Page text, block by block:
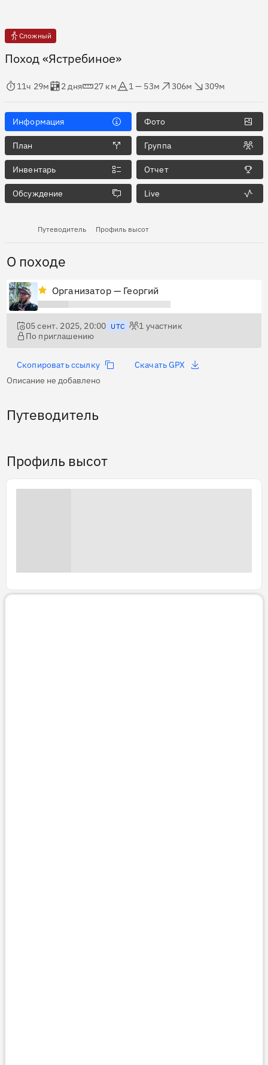
Сложный
Поход «Ястребиное»
в пути
11ч 29м
Оценка в днях
2 дня
Дистанция
27 км
Абсолютная высота
1 — 53м
306м
309м
Информация Фото
План Группа
Инвентарь Отчет
Обсуждение Live
Путеводитель Профиль высот
О походе
Организатор — Георгий
05 сент. 2025, 20:00 UTC 1 участник
По приглашению
Скопировать ссылку
Скачать GPX
Описание не добавлено
Путеводитель
Профиль высот